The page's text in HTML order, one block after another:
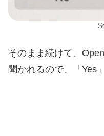
そのまま続けて、
聞かれるので、「Yes